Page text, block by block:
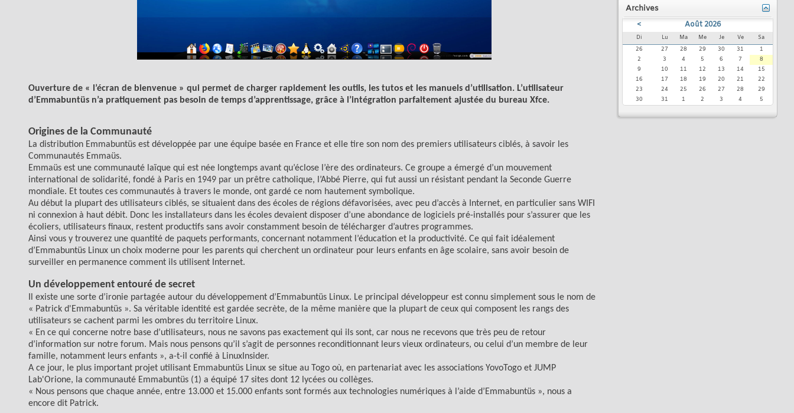
Ouverture de « l’écran de bienvenue » qui permet de charger rapidement les outils, les tutos et les manuels d’utilisation. L’utilisateur
d’Emmabuntüs n’a pratiquement pas besoin de temps d’apprentissage, grâce à l’intégration parfaitement ajustée du bureau Xfce.
Origines de la Communauté
La distribution Emmabuntüs est développée par une équipe basée en France et elle tire son nom des premiers utilisateurs ciblés, à savoir les
Communautés Emmaüs.
Emmaüs est une communauté laïque qui est née longtemps avant qu’éclose l’ère des ordinateurs. Ce groupe a émergé d’un mouvement
international de solidarité, fondé à Paris en 1949 par un prêtre catholique, l’Abbé Pierre, qui fut aussi un résistant pendant la Seconde Guerre
mondiale. Et toutes ces communautés à travers le monde, ont gardé ce nom hautement symbolique.
Au début la plupart des utilisateurs ciblés, se situaient dans des écoles de régions défavorisées, avec peu d’accès à Internet, en particulier sans WIFI
ni connexion à haut débit. Donc les installateurs dans les écoles devaient disposer d’une abondance de logiciels pré-installés pour s’assurer que les
écoliers, utilisateurs finaux, restent productifs sans avoir constamment besoin de télécharger d’autres programmes.
Ainsi vous y trouverez une quantité de paquets performants, concernant notamment l’éducation et la productivité. Ce qui fait idéalement
d’Emmabuntüs Linux un choix moderne pour les parents qui cherchent un ordinateur pour leurs enfants en âge scolaire, sans avoir besoin de
surveiller en permanence comment ils utilisent Internet.
Un développement entouré de secret
Il existe une sorte d’ironie partagée autour du développement d’Emmabuntüs Linux. Le principal développeur est connu simplement sous le nom de
« Patrick d'Emmabuntüs ». Sa véritable identité est gardée secrète, de la même manière que la plupart de ceux qui composent les rangs des
utilisateurs se cachent parmi les ombres du territoire Linux.
« En ce qui concerne notre base d’utilisateurs, nous ne savons pas exactement qui ils sont, car nous ne recevons que très peu de retour
d’information sur notre forum. Mais nous pensons qu’il s’agit de personnes reconditionnant leurs vieux ordinateurs, ou celui d’un membre de leur
famille, notamment leurs enfants », a-t-il confié à LinuxInsider.
A ce jour, le plus important projet utilisant Emmabuntüs Linux se situe au Togo où, en partenariat avec les associations YovoTogo et JUMP
Lab'Orione, la communauté Emmabuntüs (1) a équipé 17 sites dont 12 lycées ou collèges.
« Nous pensons que chaque année, entre 13.000 et 15.000 enfants sont formés aux technologies numériques à l’aide d’Emmabuntüs », nous a
encore dit Patrick.
Archives
< Août 2026
Di Lu Ma Me Je Ve
Sa
26
27 28 29 30 31
1
2
3 4 5 6 7
8
9
10 11 12 13 14
15
16
17 18 19 20 21
22
23
24 25 26 27 28
29
30
31 1 2 3 4 5